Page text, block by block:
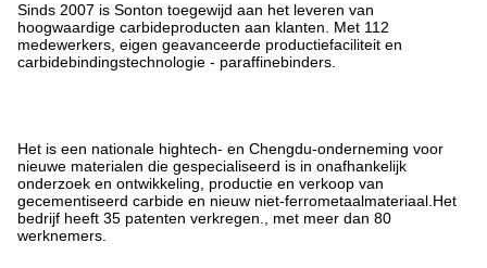
Sinds 2007 is Sonton toegewijd aan het leveren van
hoogwaardige carbideproducten aan klanten. Met 112
medewerkers, eigen geavanceerde productiefaciliteit en
carbidebindingstechnologie - paraffinebinders.
Het is een nationale hightech- en Chengdu-onderneming voor
nieuwe materialen die gespecialiseerd is in onafhankelijk
onderzoek en ontwikkeling, productie en verkoop van
gecementiseerd carbide en nieuw niet-ferrometaalmateriaal.Het
bedrijf heeft 35 patenten verkregen., met meer dan 80
werknemers.